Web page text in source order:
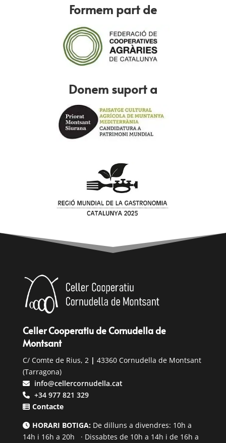
Formem part de
Donem suport a
Celler Cooperatiu de Cornudella de
Montsant
C/ Comte de Rius, 2 | 43360 Cornudella de Montsant
(Tarragona)
info@cellercornudella.cat
+34 977 821 329
Contacte
HORARI BOTIGA:De dilluns a divendres: 10h a
14h i 16h a 20h · Dissabtes de 10h a 14h i de 16h a